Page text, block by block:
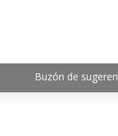
Buzón de